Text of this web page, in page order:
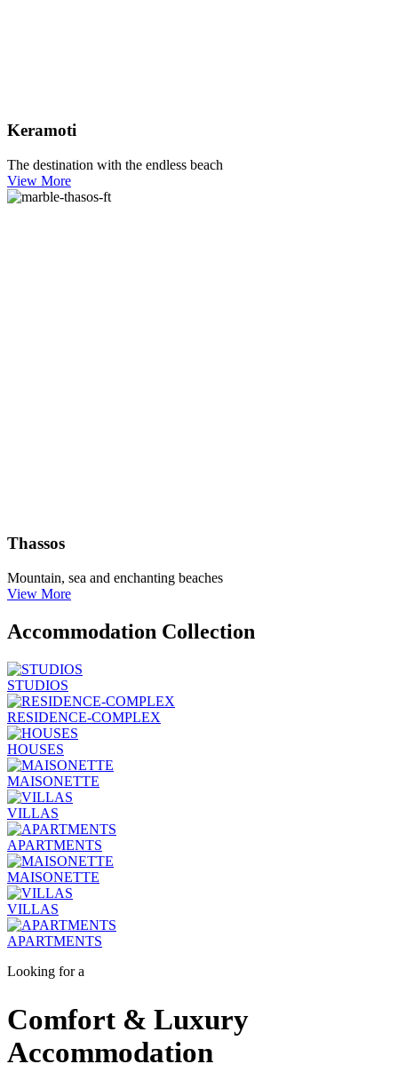
Keramoti
The destination with the endless beach
View More
Thassos
Mountain, sea and enchanting beaches
View More
Accommodation Collection
STUDIOS
RESIDENCE-COMPLEX
HOUSES
MAISONETTE
VILLAS
APARTMENTS
MAISONETTE
VILLAS
APARTMENTS
Looking for a
Comfort & Luxury
Accommodation